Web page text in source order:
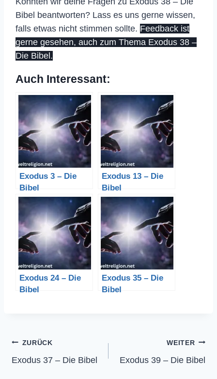
Bibel beantworten? Lass es uns gerne wissen,
falls etwas nicht stimmen sollte. Feedback ist
gerne gesehen, auch zum Thema Exodus 38 –
Die Bibel.
Auch Interessant:
Exodus 3 – Die
Bibel
Exodus 13 – Die
Bibel
Exodus 24 – Die
Bibel
Exodus 35 – Die
Bibel
Beitragsnavigation
ZURÜCK
Exodus 37 – Die Bibel
WEITER
Exodus 39 – Die Bibel